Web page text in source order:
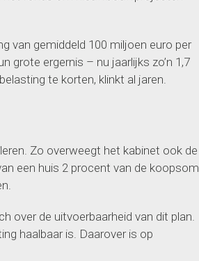
van gemiddeld 100 miljoen euro per
grote ergernis – nu jaarlijks zo’n 1,7
te korten, klinkt al jaren.
Zo overweegt het kabinet ook de
een huis 2 procent van de koopsom
over de uitvoerbaarheid van dit plan.
haalbaar is. Daarover is op